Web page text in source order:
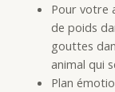
Pour votre
de poids
gouttes
animal qui
Plan